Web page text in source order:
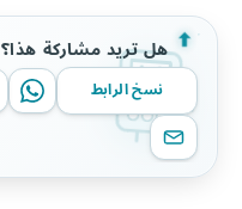
هل تريد مشاركة هذا؟
نسخ الرابط